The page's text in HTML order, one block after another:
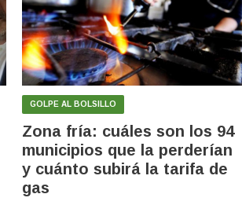
GOLPE AL BOLSILLO
Zona fría: cuáles son los 94
municipios que la perderían
y cuánto subirá la tarifa de
gas